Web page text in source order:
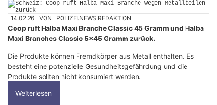
14.02.26 VON POLIZEI.NEWS REDAKTION
Coop ruft Halba Maxi Branche Classic 45 Gramm und Halba
Maxi Branches Classic 5x45 Gramm zurück.
Die Produkte können Fremdkörper aus Metall enthalten. Es
besteht eine potenzielle Gesundheitsgefährdung und die
Produkte sollten nicht konsumiert werden.
Weiterlesen